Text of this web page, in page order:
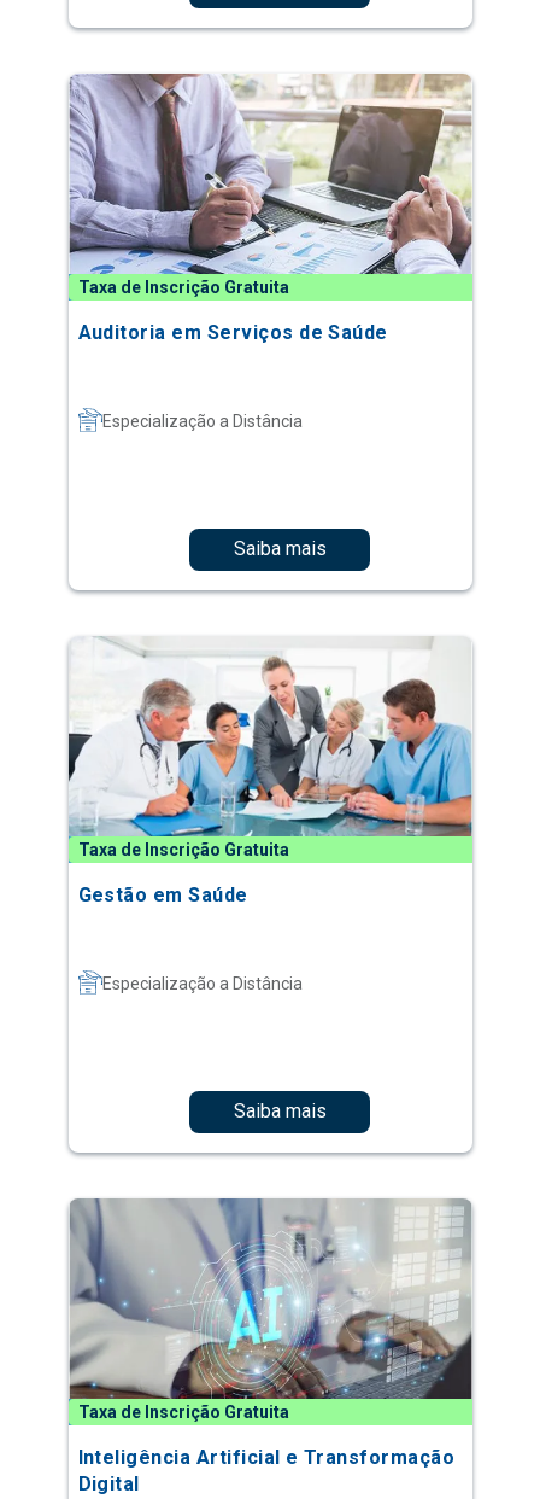
Taxa de Inscrição Gratuita
Auditoria em Serviços de Saúde
Especialização a Distância
Saiba mais
Taxa de Inscrição Gratuita
Gestão em Saúde
Especialização a Distância
Saiba mais
Taxa de Inscrição Gratuita
Inteligência Artificial e Transformação
Digital